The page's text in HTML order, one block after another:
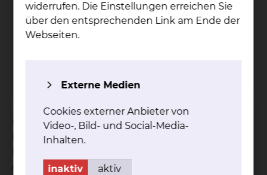
Grü­ne Da­men & Her­ren
Unsere ehrenamtlich tätigen Grünen Damen und
Herren stehen unseren Patientinnen und
Aufenthalt bei uns zu erleichtern.
widerrufen. Die Einstellungen erreichen Sie
über den entsprechenden Link am Ende der
Webseiten.
Externe Medien
Cookies externer Anbieter von
Video-, Bild- und Social-Media-
Inhalten.
inaktiv aktiv